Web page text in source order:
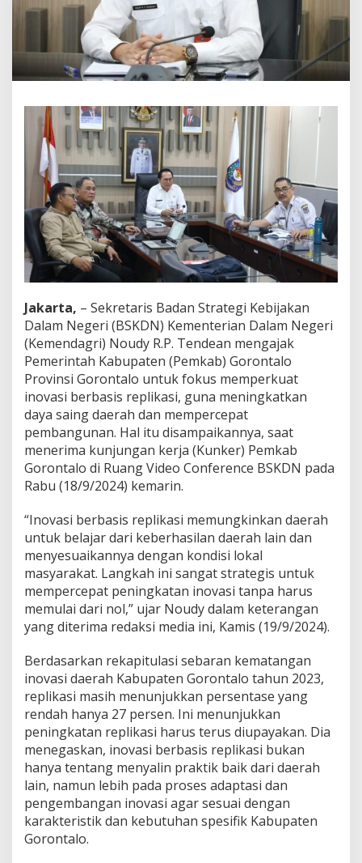
i
n
t
a
F
o
u
s
P
e
r
k
u
a
t
I
n
o
v
s
i
B
e
r
b
a
s
i
R
e
p
i
k
a
s
i
Jakarta, – Sekretaris Badan Strategi Kebijakan
Dalam Negeri (BSKDN) Kementerian Dalam Negeri
(Kemendagri) Noudy R.P. Tendean mengajak
Pemerintah Kabupaten (Pemkab) Gorontalo
Provinsi Gorontalo untuk fokus memperkuat
inovasi berbasis replikasi, guna meningkatkan
daya saing daerah dan mempercepat
pembangunan. Hal itu disampaikannya, saat
menerima kunjungan kerja (Kunker) Pemkab
Gorontalo di Ruang Video Conference BSKDN pada
Rabu (18/9/2024) kemarin.
“Inovasi berbasis replikasi memungkinkan daerah
untuk belajar dari keberhasilan daerah lain dan
menyesuaikannya dengan kondisi lokal
masyarakat. Langkah ini sangat strategis untuk
mempercepat peningkatan inovasi tanpa harus
memulai dari nol,” ujar Noudy dalam keterangan
yang diterima redaksi media ini, Kamis (19/9/2024).
Berdasarkan rekapitulasi sebaran kematangan
inovasi daerah Kabupaten Gorontalo tahun 2023,
replikasi masih menunjukkan persentase yang
rendah hanya 27 persen. Ini menunjukkan
peningkatan replikasi harus terus diupayakan. Dia
menegaskan, inovasi berbasis replikasi bukan
hanya tentang menyalin praktik baik dari daerah
lain, namun lebih pada proses adaptasi dan
pengembangan inovasi agar sesuai dengan
karakteristik dan kebutuhan spesifik Kabupaten
Gorontalo.